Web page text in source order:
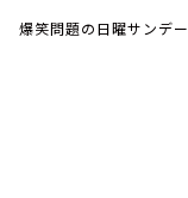
爆笑問題の日曜サンデー